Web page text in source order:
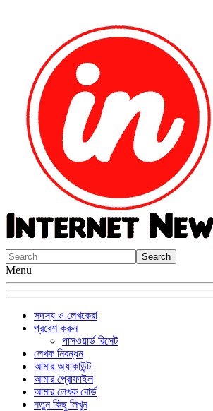
Menu
সদস্য ও লেখকেরা
প্রবেশ করুন
পাসওয়ার্ড রিসেট
লেখক নিবন্ধন
আমার অ্যাকাউন্ট
আমার প্রোফাইল
আমার লেখক বোর্ড
নতুন কিছু লিখুন